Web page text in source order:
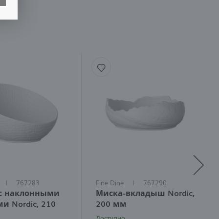
767283
наклонными
Nordic, 210
Fine Dine 767290
Миска-вкладыш Nordic,
200 мм